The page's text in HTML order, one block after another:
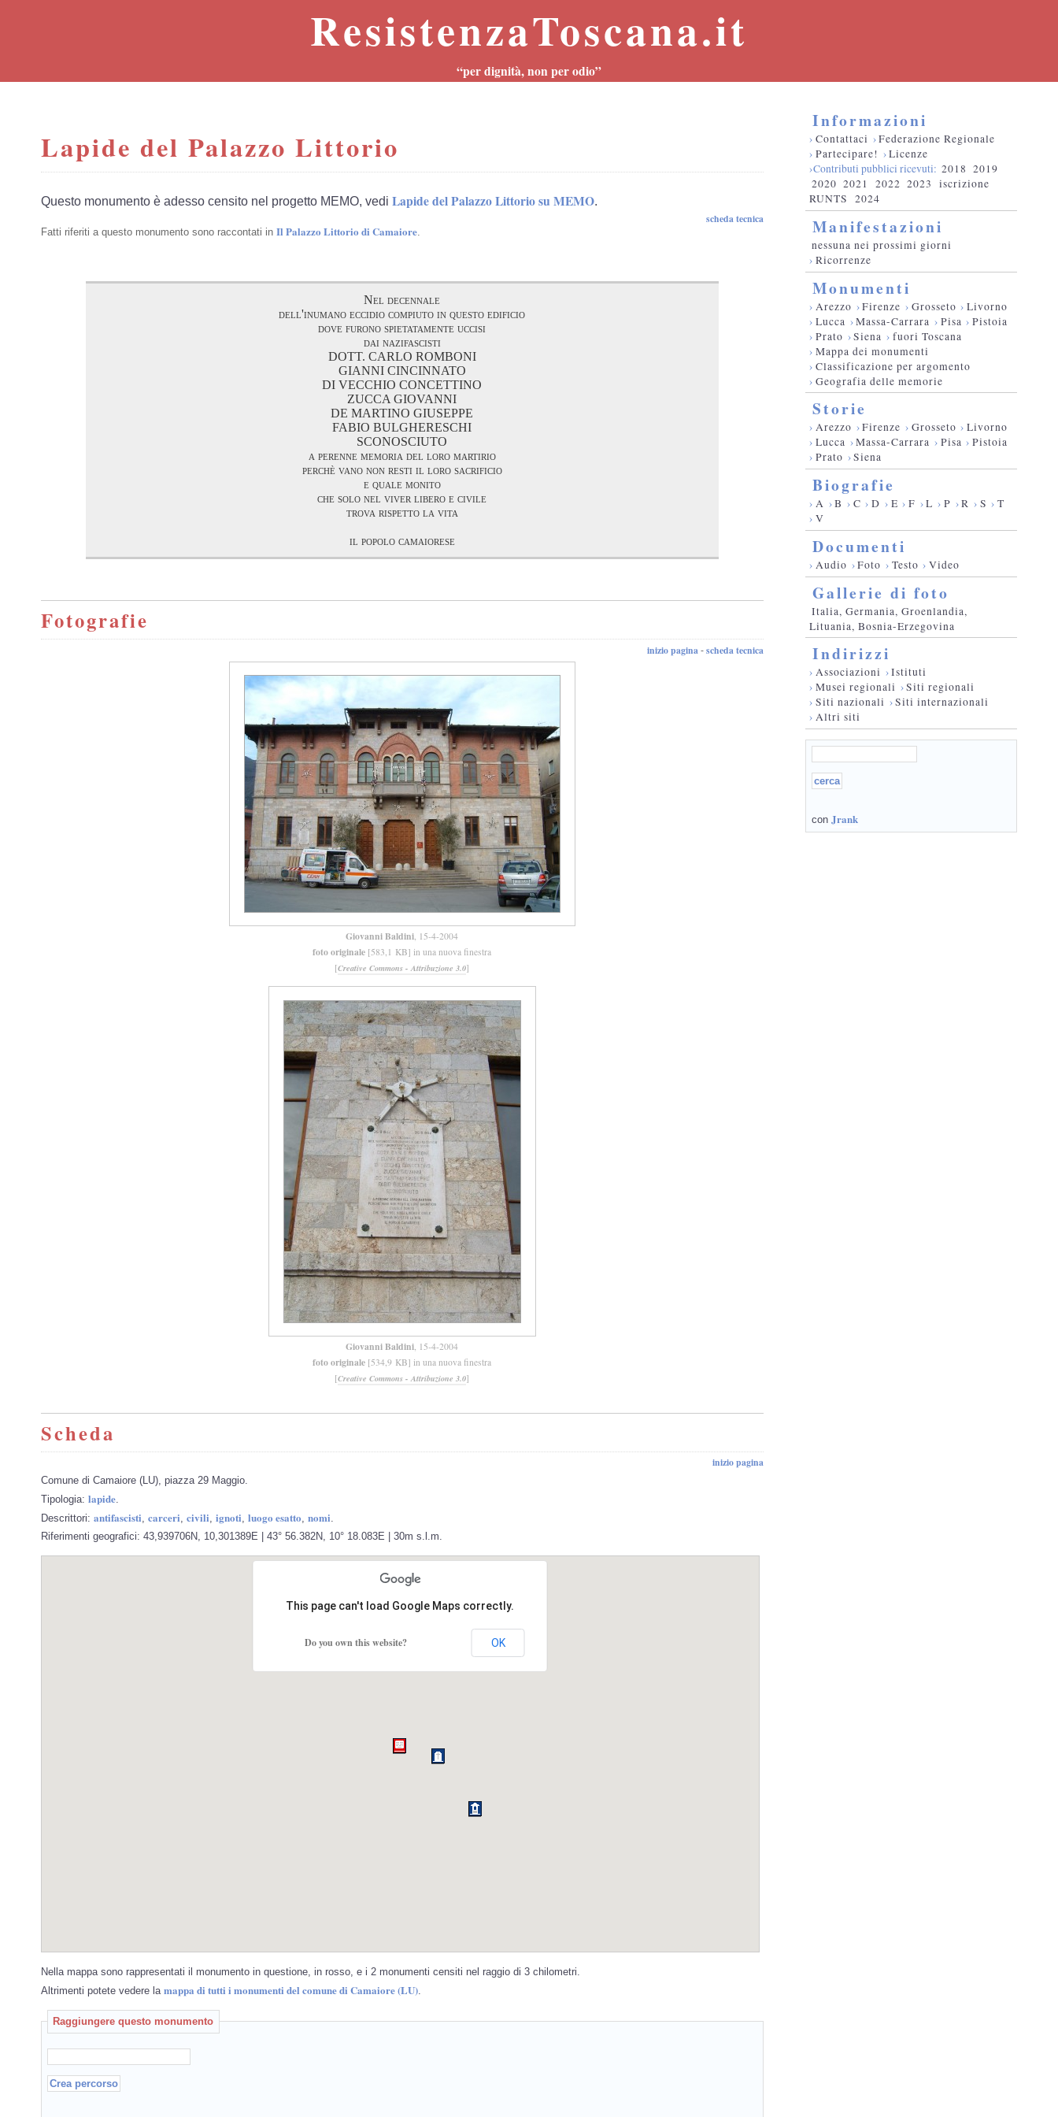
ResistenzaToscana.it
“per dignità, non per odio”
Lapide del Palazzo Littorio
Questo monumento è adesso censito nel progetto MEMO, vedi Lapide del Palazzo Littorio su MEMO.
scheda tecnica
Fatti riferiti a questo monumento sono raccontati in Il Palazzo Littorio di Camaiore.
Nel decennale
dell'inumano eccidio compiuto in questo edificio
dove furono spietatamente uccisi
dai nazifascisti
DOTT. CARLO ROMBONI
GIANNI CINCINNATO
DI VECCHIO CONCETTINO
ZUCCA GIOVANNI
DE MARTINO GIUSEPPE
FABIO BULGHERESCHI
SCONOSCIUTO
a perenne memoria del loro martirio
perchè vano non resti il loro sacrificio
e quale monito
che solo nel viver libero e civile
trova rispetto la vita
il popolo camaiorese
Fotografie
inizio pagina - scheda tecnica
Giovanni Baldini, 15-4-2004
foto originale [583,1 KB] in una nuova finestra
[Creative Commons - Attribuzione 3.0]
Giovanni Baldini, 15-4-2004
foto originale [534,9 KB] in una nuova finestra
[Creative Commons - Attribuzione 3.0]
Scheda
inizio pagina
Comune di Camaiore (LU), piazza 29 Maggio.
Tipologia: lapide
Descrittori: antifascisti carceri civili ignoti luogo esatto nomi
Riferimenti geografici: 43,939706N, 10,301389E | 43° 56.382N, 10° 18.083E | 30m s.l.m.
This page can't load Google Maps correctly.
Do you own this website? OK
Nella mappa sono rappresentati il monumento in questione, in rosso, e i 2 monumenti censiti nel raggio di 3 chilometri.
Altrimenti potete vedere la mappa di tutti i monumenti del comune di Camaiore (LU)
Raggiungere questo monumento
Informazioni
› Contattaci ›Federazione Regionale
› Partecipare! ›Licenze
›Contributi pubblici ricevuti: 2018 2019
2020 2021 2022 2023
iscrizione
RUNTS
2024
Manifestazioni
nessuna nei prossimi giorni
› Ricorrenze
Monumenti
› Arezzo ›Firenze › Grosseto › Livorno
› Lucca ›Massa-Carrara › Pisa › Pistoia
› Prato ›Siena › fuori Toscana
› Mappa dei monumenti
› Classificazione per argomento
› Geografia delle memorie
Storie
› Arezzo ›Firenze › Grosseto › Livorno
› Lucca ›Massa-Carrara › Pisa › Pistoia
› Prato ›Siena
Biografie
› A ›B › C › D › E › F ›L › P ›R › S › T
› V
Documenti
› Audio ›Foto › Testo › Video
Gallerie di foto
Italia, Germania, Groenlandia,
Lituania, Bosnia-Erzegovina
Indirizzi
› Associazioni ›Istituti
› Musei regionali ›Siti regionali
› Siti nazionali ›Siti internazionali
› Altri siti
con Jrank